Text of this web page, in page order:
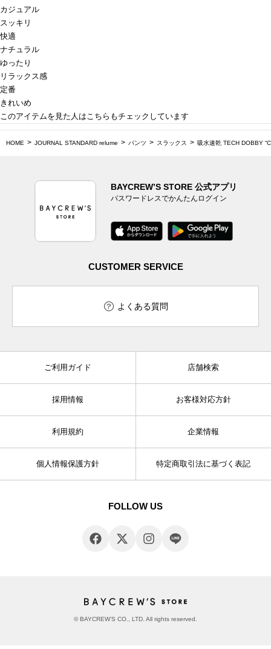
カジュアル
スッキリ
快適
ナチュラル
ゆったり
リラックス感
定番
きれいめ
このアイテムを見た人はこちらもチェックしています
HOME JOURNAL STANDARD relume パンツ スラックス 吸水速乾 TECH DOBBY
BAYCREW’S STORE 公式アプリ
パスワードレスでかんたんログイン
CUSTOMER SERVICE
よくある質問
ご利用ガイド 店舗検索
採用情報 お客様対応方針
利用規約 企業情報
個人情報保護方針 特定商取引法に基づく表記
FOLLOW US
© BAYCREW’S CO., LTD. All rights reserved.